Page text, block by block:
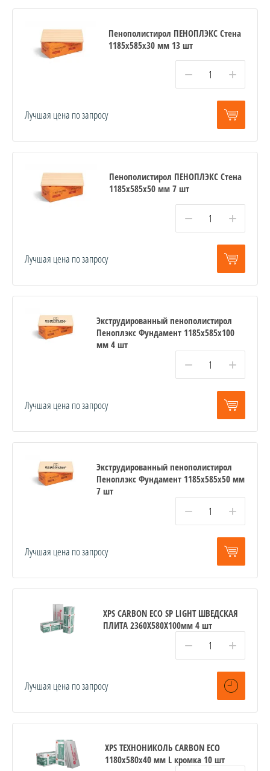
Пенополистирол ПЕНОПЛЭКС Стена
1185х585х30 мм 13 шт
− +
Лучшая цена по запросу
Пенополистирол ПЕНОПЛЭКС Стена
1185х585х50 мм 7 шт
− +
Лучшая цена по запросу
Экструдированный пенополистирол
Пеноплэкс Фундамент 1185х585х100
мм 4 шт
− +
Лучшая цена по запросу
Экструдированный пенополистирол
Пеноплэкс Фундамент 1185х585х50 мм
7 шт
− +
Лучшая цена по запросу
XPS CARBON ECO SP LIGHT ШВЕДСКАЯ
ПЛИТА 2360Х580Х100мм 4 шт
− +
Лучшая цена по запросу
XPS ТЕХНОНИКОЛЬ CARBON ECO
1180х580х40 мм L кромка 10 шт